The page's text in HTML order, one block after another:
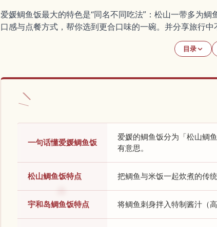
爱媛鲷鱼饭最大的特色是“同名不同吃法”：松山一带多为
口感与点餐方式，帮你选到更合口味的一碗。并分享旅行中
目录
一句话懂爱媛鲷鱼饭
爱媛的鲷鱼饭分为「松山鲷
有意思。
松山鲷鱼饭特点 把鲷鱼与米饭一起炊煮的传
宇和岛鲷鱼饭特点 将鲷鱼刺身拌入特制酱汁（